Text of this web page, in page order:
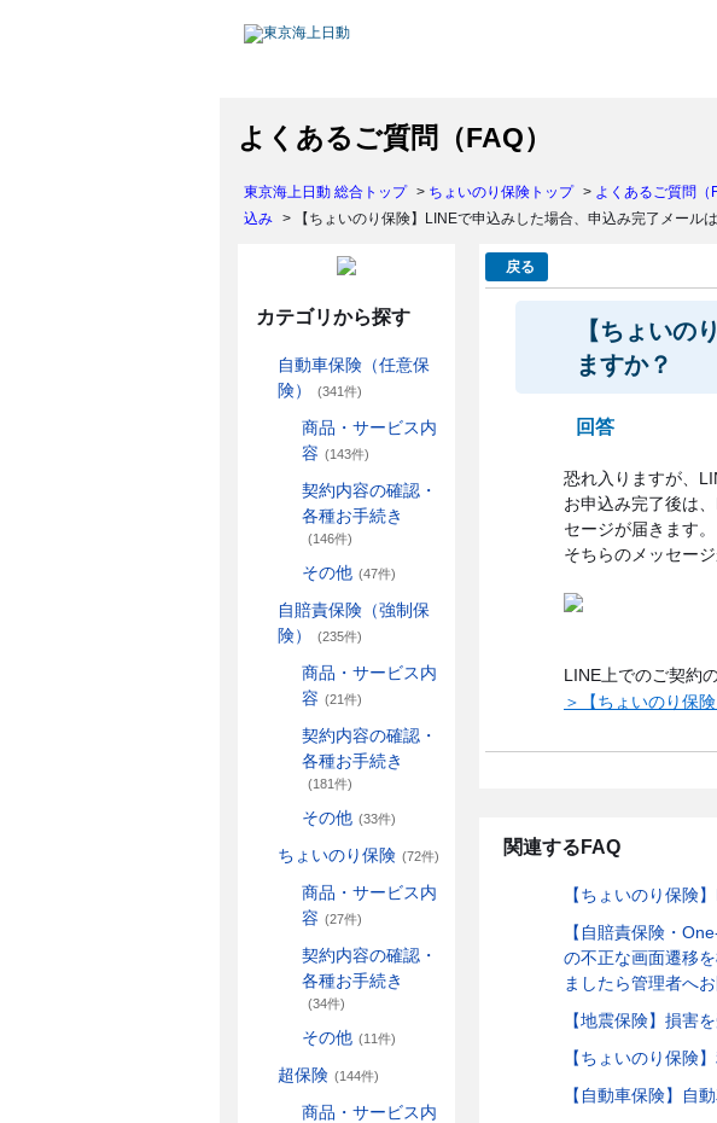
よくあるご質問（FAQ）
東京海上日動 総合トップ > ちょいのり保険トップ > よくあるご質問（
込み > 【ちょいのり保険】LINEで申込みした場合、申込み完了メール
カテゴリから探す
自動車保険（任意保
険）
(341件)
商品・サービス内
容 (143件)
契約内容の確認・
各種お手続き
(146件)
その他 (47件)
自賠責保険（強制保
険）
(235件)
商品・サービス内
容 (21件)
契約内容の確認・
各種お手続き
(181件)
その他 (33件)
ちょいのり保険 (72件)
商品・サービス内
容 (27件)
契約内容の確認・
各種お手続き
(34件)
その他 (11件)
超保険 (144件)
商品・サービス内
戻る
【ちょいの
ますか？
回答
恐れ入りますが、
お申込み完了後は
セージが届きます。
そちらのメッセー
LINE上でのご契約
＞【ちょいのり保
関連するFAQ
【ちょいのり保険
【自賠責保険・
の不正な画面遷移
ましたら管理者へ
【地震保険】損害
【ちょいのり保険
【自動車保険】自